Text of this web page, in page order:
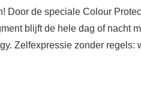
de speciale Colour
blijft de hele dag of nacht
Zelfexpressie zonder